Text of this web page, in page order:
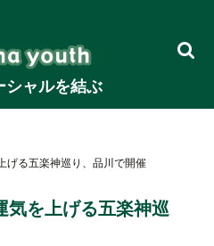
シャルを結ぶ
げる五楽神巡り、品川で開催
気を上げる五楽神巡